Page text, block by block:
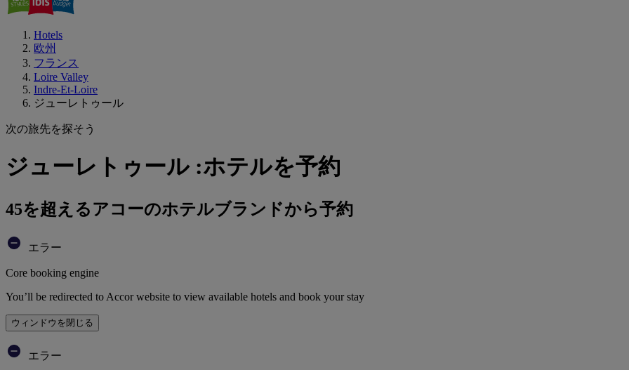
Hotels
欧州
フランス
Loire Valley
Indre-Et-Loire
ジューレトゥール
次の旅先を探そう
ジューレトゥール :ホテルを予約
45を超えるアコーのホテルブランドから予約
エラー
Core booking engine
You’ll be redirected to Accor website to view available hotels and book your stay
ウィンドウを閉じる
エラー